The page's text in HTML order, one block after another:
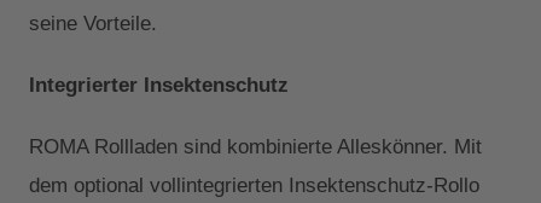
seine Vorteile.
Integrierter Insektenschutz
ROMA Rollladen sind kombinierte Alleskönner. Mit
dem optional vollintegrierten Insektenschutz-Rollo